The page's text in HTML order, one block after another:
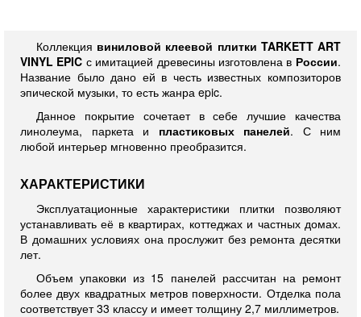
Коллекция виниловой клеевой плитки TARKETT ART
VINYL EPIC с имитацией древесины изготовлена в России.
Название было дано ей в честь известных композиторов
эпической музыки, то есть жанра epic.
Данное покрытие сочетает в себе лучшие качества
линолеума, паркета и пластиковых панелей. С ним
любой интерьер мгновенно преобразится.
ХАРАКТЕРИСТИКИ
Эксплуатационные характеристики плитки позволяют
устанавливать её в квартирах, коттеджах и частных домах.
В домашних условиях она прослужит без ремонта десятки
лет.
Объем упаковки из 15 панелей рассчитан на ремонт
более двух квадратных метров поверхности. Отделка пола
соответствует 33 классу и имеет толщину 2,7 миллиметров.